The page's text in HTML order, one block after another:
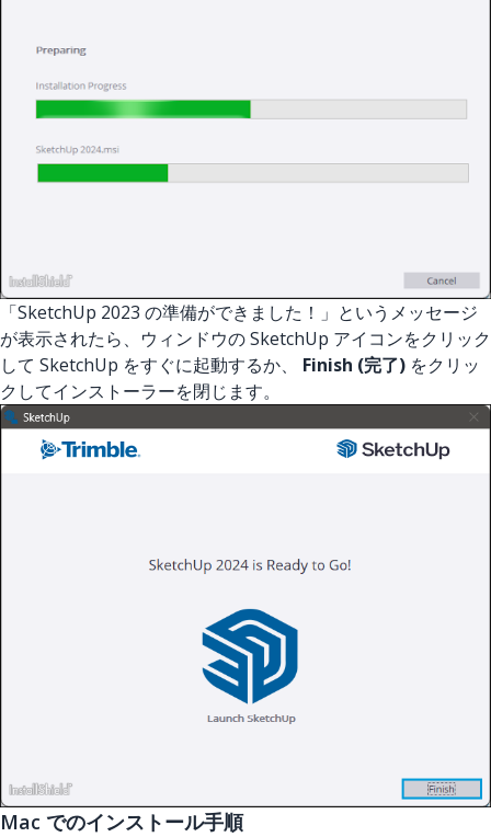
「SketchUp 2023 の準備ができました！」というメッセージ
が表示されたら、ウィンドウの SketchUp アイコンをクリック
して SketchUp をすぐに起動するか、 Finish (完了) をクリッ
クしてインストーラーを閉じます。
Mac でのインストール手順